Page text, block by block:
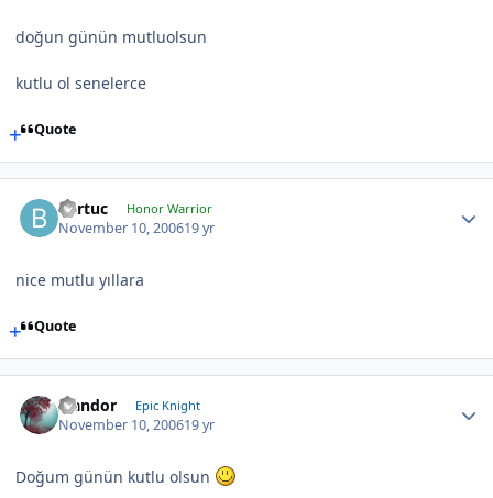
doğun günün mutluolsun
kutlu ol senelerce
Quote
Bartuc Honor Warrior
November 10, 200619 yr
nice mutlu yıllara
Quote
Isandor Epic Knight
November 10, 200619 yr
Doğum günün kutlu olsun